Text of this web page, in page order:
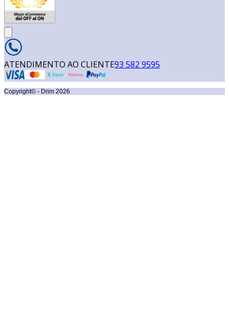
ATENDIMENTO AO CLIENTE93 582 9595
Copyright© - Drim 2026